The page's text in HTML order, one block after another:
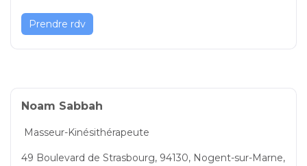
Prendre rdv
Noam Sabbah
Masseur-Kinésithérapeute
49 Boulevard de Strasbourg, 94130, Nogent-sur-Marne,